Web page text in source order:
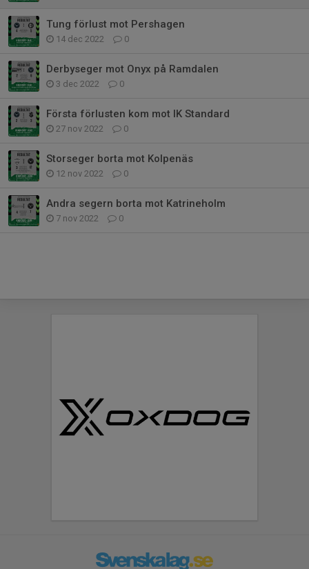
Tung förlust mot Pershagen
14 dec 2022 0
Derbyseger mot Onyx på Ramdalen
3 dec 2022 0
Första förlusten kom mot IK Standard
27 nov 2022 0
Storseger borta mot Kolpenäs
12 nov 2022 0
Andra segern borta mot Katrineholm
7 nov 2022 0